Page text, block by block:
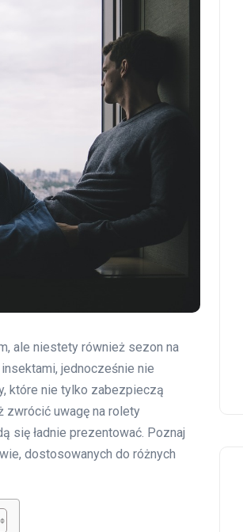
ale niestety również sezon na
jednocześnie nie
które nie tylko zabezpieczą
zwrócić uwagę na rolety
się ładnie prezentować. Poznaj
dostosowanych do różnych